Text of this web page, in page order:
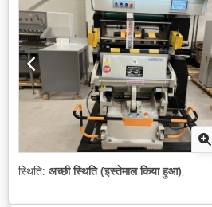
स्थिति: अच्छी स्थिति (इस्तेमाल किया हुआ),